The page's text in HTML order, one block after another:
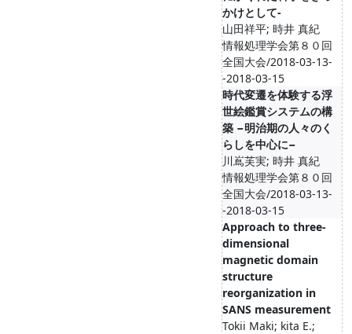
かけとして-
山田祥平; 時井 真紀
情報処理学会第８０回
全国大会/2018-03-13-
-2018-03-15
時代変遷を体験する浮
世絵鑑賞システムの構
築 −明治期の人々のく
らしを中心に−
川嶌芙実; 時井 真紀
情報処理学会第８０回
全国大会/2018-03-13-
-2018-03-15
Approach to three-
dimensional
magnetic domain
structure
reorganization in
SANS measurement
Tokii Maki; kita E.;